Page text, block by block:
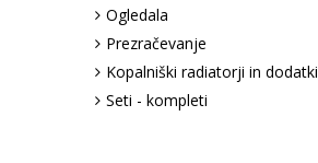
Ogledala
Prezračevanje
Kopalniški radiatorji in dodatki
Seti - kompleti